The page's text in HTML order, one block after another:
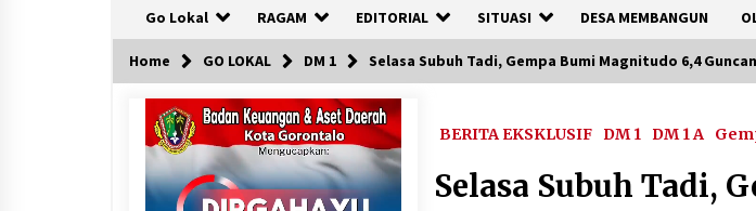
Go Lokal RAGAM EDITORIAL SITUASI DESA MEMBANGUN
Home GO LOKAL DM 1 Selasa Subuh Tadi, Gempa Bumi Magnitudo 6,4
BERITA EKSKLUSIF DM 1 DM 1 A
Selasa Subuh Tadi,